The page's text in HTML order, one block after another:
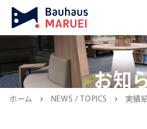
お知
ホーム chevron_right NEWS / TOPICS chevron_right 実績